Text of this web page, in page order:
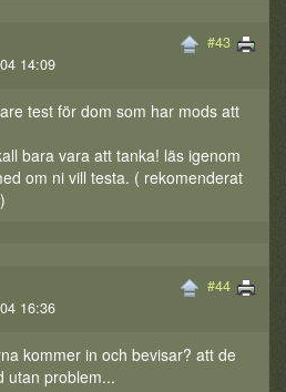
#43
14:09
test för dom som har mods att
bara vara att tanka! läs igenom
om ni vill testa. ( rekomenderat
#44
16:36
kommer in och bevisar? att de
utan problem...